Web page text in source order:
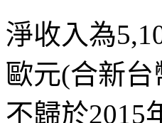
淨收入為
歐元(合新台
不歸於2015